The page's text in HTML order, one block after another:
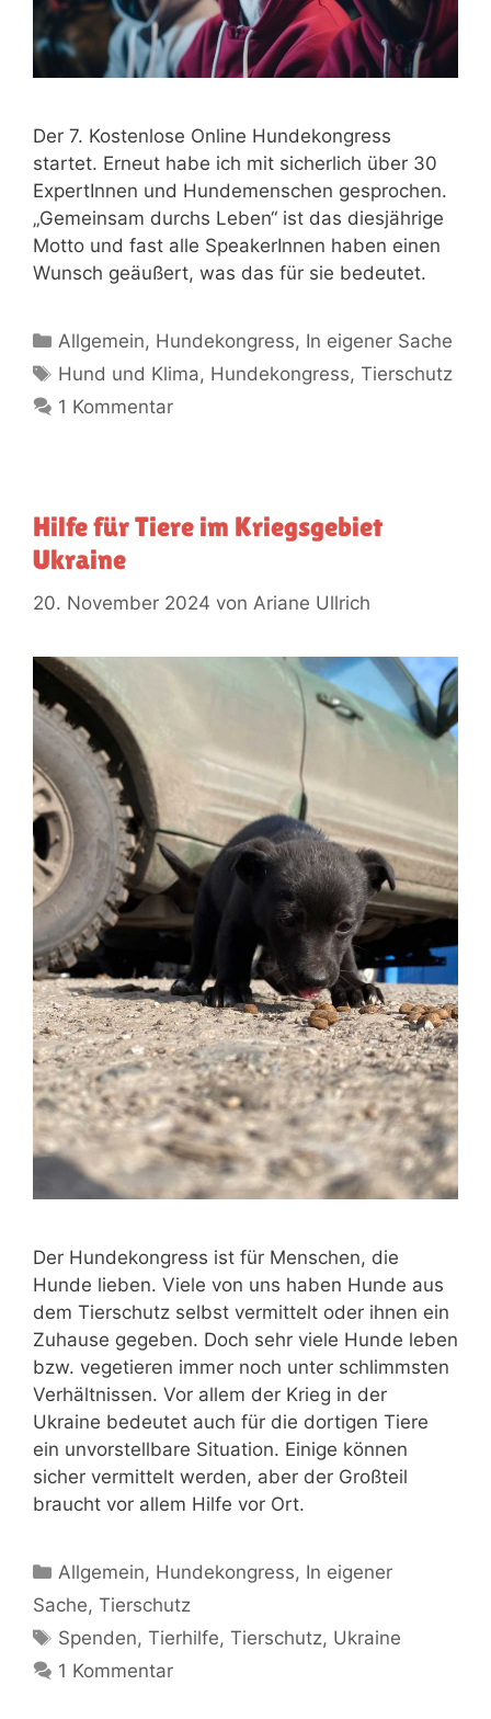
Der 7. Kostenlose Online Hundekongress
startet. Erneut habe ich mit sicherlich über 30
ExpertInnen und Hundemenschen gesprochen.
„Gemeinsam durchs Leben“ ist das diesjährige
Motto und fast alle SpeakerInnen haben einen
Wunsch geäußert, was das für sie bedeutet.
Allgemein, Hundekongress, In eigener Sache
Hund und Klima, Hundekongress,Tierschutz
1 Kommentar
Hilfe für Tiere im Kriegsgebiet
Ukraine
20. November 2024 von Ariane Ullrich
Der Hundekongress ist für Menschen, die
Hunde lieben. Viele von uns haben Hunde aus
dem Tierschutz selbst vermittelt oder ihnen ein
Zuhause gegeben. Doch sehr viele Hunde leben
bzw. vegetieren immer noch unter schlimmsten
Verhältnissen. Vor allem der Krieg in der
Ukraine bedeutet auch für die dortigen Tiere
ein unvorstellbare Situation. Einige können
sicher vermittelt werden, aber der Großteil
braucht vor allem Hilfe vor Ort.
Allgemein, Hundekongress, In eigener
Sache, Tierschutz
Spenden,Tierhilfe,Tierschutz, Ukraine
1 Kommentar